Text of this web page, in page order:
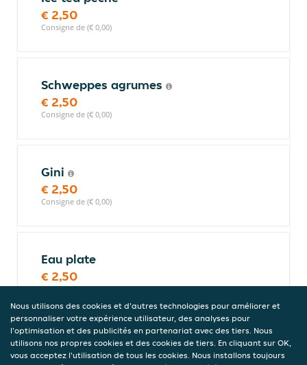
€ 2,50
Consigne de (€ 0,00)
Schweppes agrumes
€ 2,50
Consigne de (€ 0,00)
Gini
€ 2,50
Consigne de (€ 0,00)
Eau plate
€ 2,50
Consigne de (€ 0,00)
Fanta Orange Lemonade 330 ml
Nous utilisons des cookies et d'autres technologies pour améliorer et
personnaliser votre expérience utilisateur, des analyses pour
l'optimisation et des publicités en partenariat avec des tiers. Nous
utilisons nos propres cookies et des cookies de tiers. En cliquant sur OK,
vous acceptez l'utilisation de tous les cookies. Nous installons toujours